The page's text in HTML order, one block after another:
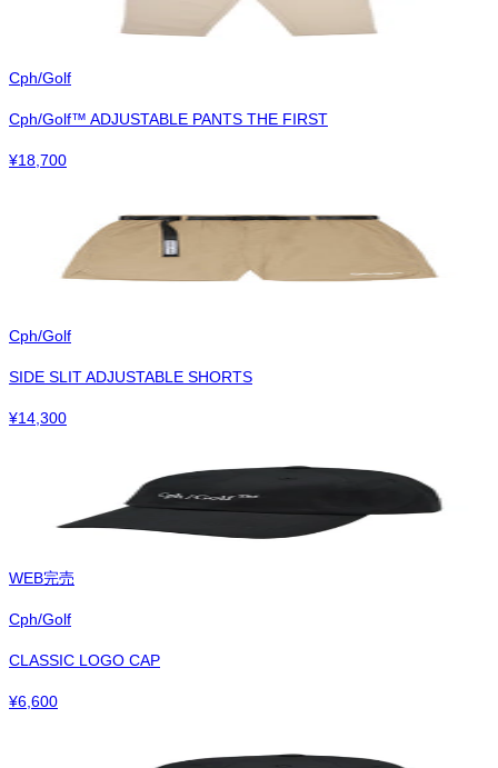
Cph/Golf
Cph/Golf™︎ ADJUSTABLE PANTS THE FIRST
¥18,700
Cph/Golf
SIDE SLIT ADJUSTABLE SHORTS
¥14,300
WEB完売
Cph/Golf
CLASSIC LOGO CAP
¥6,600